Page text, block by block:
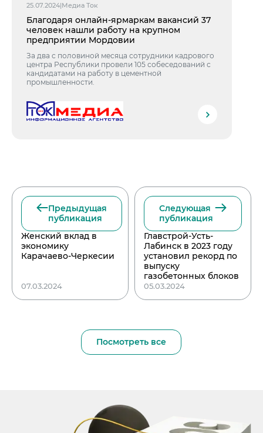
25.07.2024|Медиа Ток
Благодаря онлайн-ярмаркам вакансий 37
человек нашли работу на крупном
предприятии Мордовии
За два с половиной месяца сотрудники кадрового
центра Республики провели 105 собеседований с
кандидатами на работу в цементной
промышленности.
Предыдущая
публикация
Женский вклад в
экономику
Карачаево-Черкесии
07.03.2024
Следующая
публикация
Главстрой-Усть-
Лабинск в 2023 году
установил рекорд по
выпуску
газобетонных блоков
05.03.2024
Посмотреть все